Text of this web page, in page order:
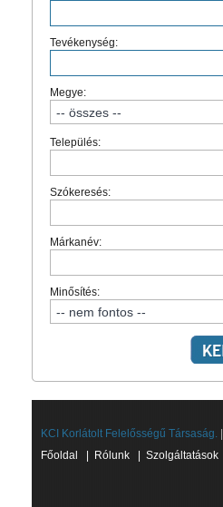
Tevékenység:
Megye:
Település:
Szókeresés:
Márkanév:
Minősítés:
KCI Korlátolt Felelősségű Társaság.
Főoldal
Rólunk Szolgáltatások